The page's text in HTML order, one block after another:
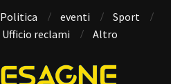
Politica eventi
Sport
Ufficio reclami Altro